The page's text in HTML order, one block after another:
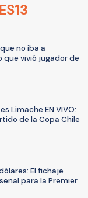
no iba a
que vivió jugador de
Limache EN VIVO:
de la Copa Chile
El fichaje
para la Premier